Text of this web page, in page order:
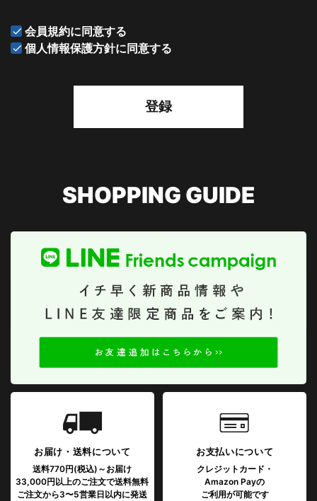
会員規約に同意する
個人情報保護方針に同意する
登録
SHOPPING GUIDE
お届け・送料について
送料770円(税込)～お届け
33,000円以上のご注文で送料無料
ご注文から3〜5営業日以内に発送
お支払いについて
クレジットカード・
Amazon Payの
ご利用が可能です